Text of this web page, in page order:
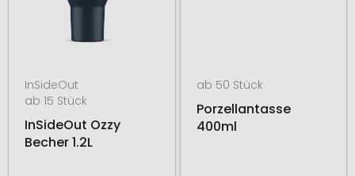
InSideOut
ab 15 Stück
InSideOut Ozzy
Becher 1.2L
ab 50 Stück
Porzellantasse
400ml